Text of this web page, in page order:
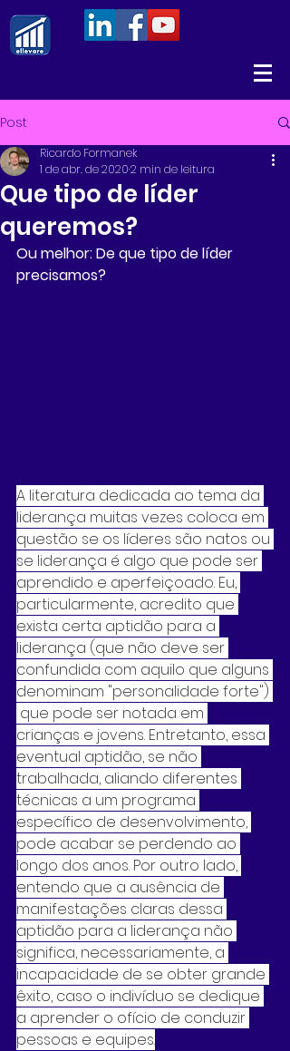
Post
Que tipo de líder
queremos?
Ricardo Formanek
1 de abr. de 20202 min de leitura
Ou melhor: De que tipo de líder
precisamos?
A literatura dedicada ao tema da
liderança muitas vezes coloca em
questão se os líderes são natos ou
se liderança é algo que pode ser
aprendido e aperfeiçoado. Eu,
particularmente, acredito que
exista certa aptidão para a
liderança (que não deve ser
confundida com aquilo que alguns
denominam "personalidade forte")
que pode ser notada em
crianças e jovens. Entretanto, essa
eventual aptidão, se não
trabalhada, aliando diferentes
técnicas a um programa
específico de desenvolvimento,
pode acabar se perdendo ao
longo dos anos. Por outro lado,
entendo que a ausência de
manifestações claras dessa
aptidão para a liderança não
significa, necessariamente, a
incapacidade de se obter grande
êxito, caso o indivíduo se dedique
a aprender o ofício de conduzir
pessoas e equipes.